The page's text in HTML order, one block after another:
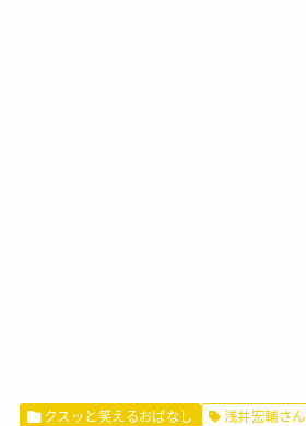
クスッと笑えるおぱなし 浅井宏輔さん